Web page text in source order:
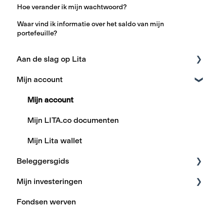
Hoe verander ik mijn wachtwoord?
Waar vind ik informatie over het saldo van mijn
portefeuille?
Aan de slag op Lita
Registratie
Investeringsproces
Betalingen en transacties
Financiële producten en kennis
Mijn account
Mijn account
Mijn LITA.co documenten
Mijn Lita wallet
Beleggersgids
Rendement
Risico
Mijn investeringen
Fiscaliteit en aangiftes
Fondsen werven